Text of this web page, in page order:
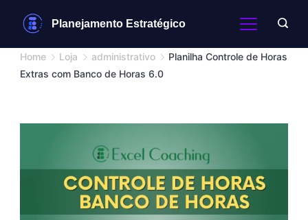
content
Planejamento Estratégico
Home Loja administrativo
Planilha Controle de Horas
Extras com Banco de Horas 6.0